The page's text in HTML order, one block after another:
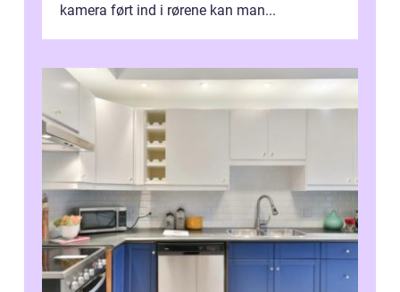
kamera ført ind i rørene kan man...